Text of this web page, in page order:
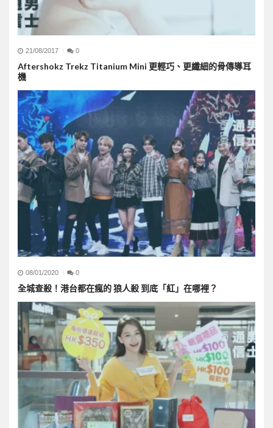
21/08/2017 0
Aftershokz Trekz Titanium Mini 更輕巧、更纖細的骨傳導耳
機
08/01/2020 0
全城查殺！港台都在瘋的 狼人殺 到底「紅」在哪裡？